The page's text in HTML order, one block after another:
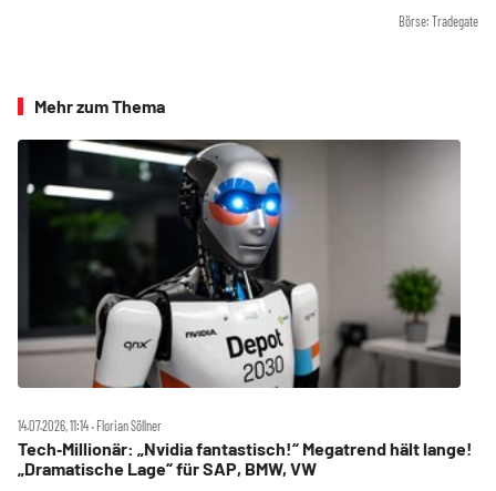
Börse: Tradegate
Mehr zum Thema
14.07.2026, 11:14 ‧ Florian Söllner
Tech‑Millionär: „Nvidia fantastisch!“ Megatrend hält lange!
„Dramatische Lage“ für SAP, BMW, VW